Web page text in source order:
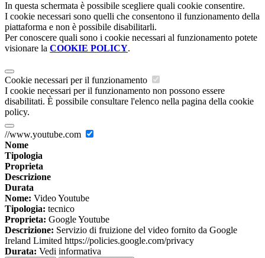
In questa schermata è possibile scegliere quali cookie consentire.
I cookie necessari sono quelli che consentono il funzionamento della
piattaforma e non è possibile disabilitarli.
Per conoscere quali sono i cookie necessari al funzionamento potete
visionare la COOKIE POLICY.
Cookie necessari per il funzionamento
I cookie necessari per il funzionamento non possono essere
disabilitati. È possibile consultare l'elenco nella pagina della cookie
policy.
//www.youtube.com
Nome
Tipologia
Proprieta
Descrizione
Durata
Nome: Video Youtube
Tipologia: tecnico
Proprieta: Google Youtube
Descrizione: Servizio di fruizione del video fornito da Google
Ireland Limited https://policies.google.com/privacy
Durata: Vedi informativa